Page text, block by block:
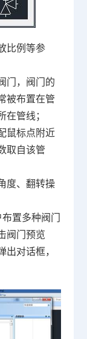
比例等参
门，阀门的
被布置在管
管线；
鼠标点附近
取自该管
度、翻转操
置多种阀门
阀门预览
出对话框，